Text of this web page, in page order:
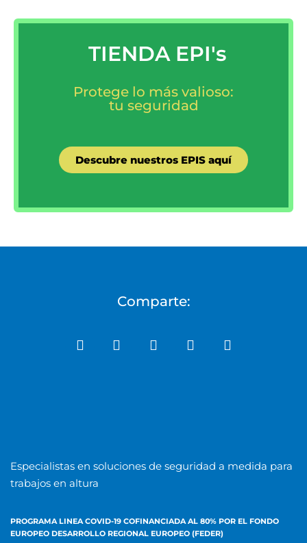
TIENDA EPI's
Protege lo más valioso:
tu seguridad
Descubre nuestros EPIS aquí
Comparte:
Especialistas en soluciones de seguridad a medida para
trabajos en altura
PROGRAMA LINEA COVID-19 COFINANCIADA AL 80% POR EL FONDO
EUROPEO DESARROLLO REGIONAL EUROPEO (FEDER)